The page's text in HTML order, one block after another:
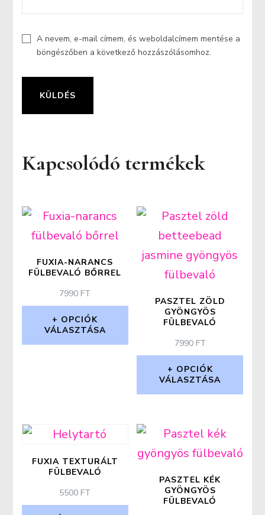
A nevem, e-mail címem, és weboldalcímem mentése a
böngészőben a következő hozzászólásomhoz.
Kapcsolódó termékek
FUXIA-NARANCS
FÜLBEVALÓ BŐRREL
7990 FT
OPCIÓK
VÁLASZTÁSA
variációja
A
változatok
a
PASZTEL ZÖLD
GYÖNGYÖS
FÜLBEVALÓ
7990 FT
OPCIÓK
VÁLASZTÁSA
terméknek
több
variációja
van.
FUXIA TEXTURÁLT
FÜLBEVALÓ
5500 FT
PASZTEL KÉK
GYÖNGYÖS
FÜLBEVALÓ